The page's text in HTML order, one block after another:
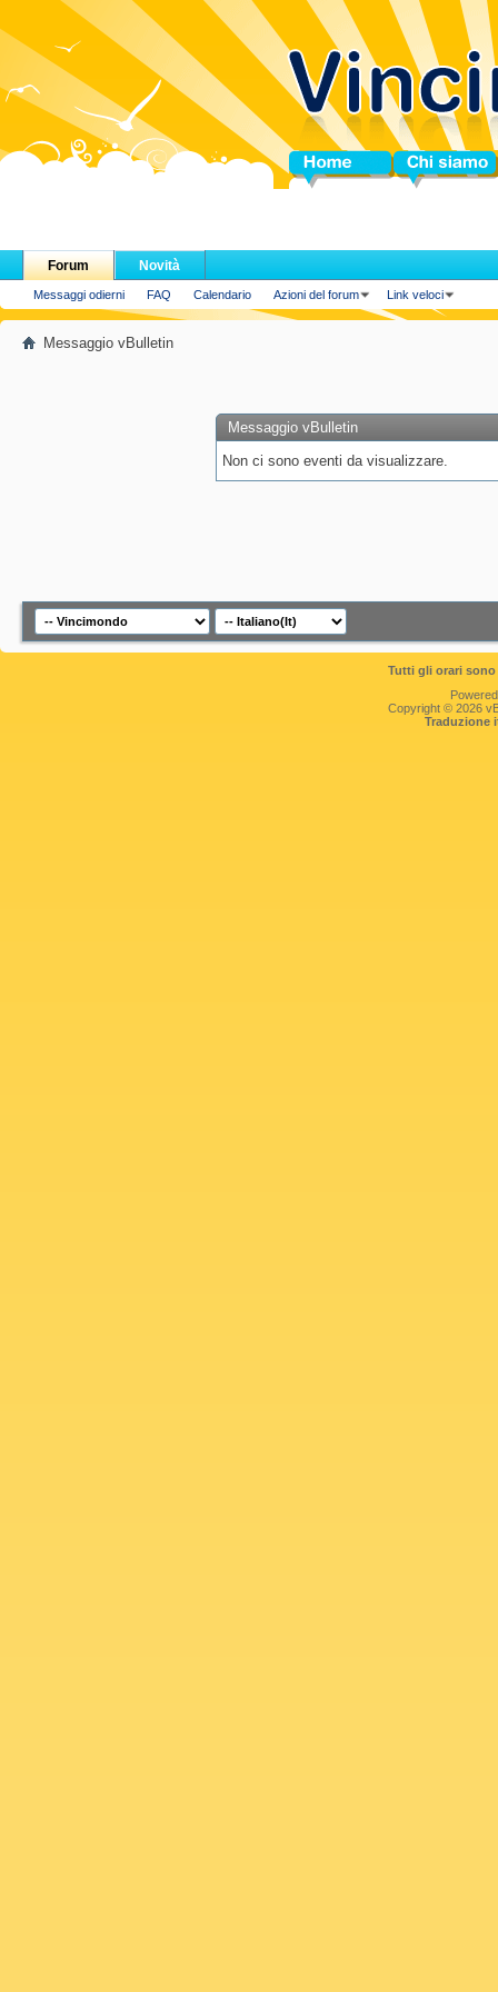
Home Chi siamo
Forum
Messaggi odierni FAQ Calendario Azioni del forum Link veloci
Novità
Messaggio vBulletin
Messaggio vBulletin
Non ci sono eventi da visualizzare.
Tutti gli orari
Copyright © 2026
Traduzione